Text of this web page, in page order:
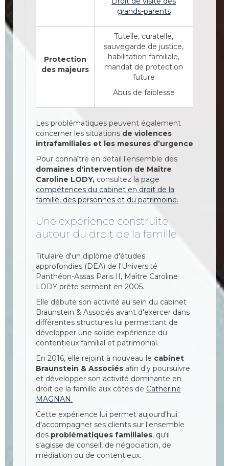
grands-parents
Protection
des majeurs
Tutelle, curatelle,
sauvegarde de justice,
habilitation familiale,
mandat de protection
future
Abus de faiblesse
Les problématiques peuvent également
concerner les situations de violences
intrafamiliales et les mesures d’urgence
Pour connaître en détail l'ensemble des
domaines d'intervention de Maître
Caroline LODY, consultez la page
compétences du cabinet en droit de la
famille, des personnes et du patrimoine.
Une expérience construite
autour du droit de la famille
Titulaire d'un diplôme d'études
approfondies (DEA) de l'Université
Panthéon-Assas Paris II, Maître Caroline
LODY prête serment en 2005.
Elle débute son activité au sein du cabinet
Braunstein & Associés avant d'exercer dans
différentes structures lui permettant de
développer une solide expérience du
contentieux familial et patrimonial.
En 2016, elle rejoint à nouveau le cabinet
Braunstein & Associés afin d'y poursuivre
et développer son activité dominante en
droit de la famille aux côtés de Catherine
MAGNAN.
Cette expérience lui permet aujourd'hui
d'accompagner ses clients sur l'ensemble
des problématiques familiales, qu'il
s'agisse de conseil, de négociation, de
médiation ou de contentieux.